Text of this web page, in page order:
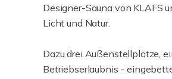
Designer-Sauna von KLAFS
Licht und Natur.
Dazu drei Außenstellplätze,
Betriebserlaubnis -